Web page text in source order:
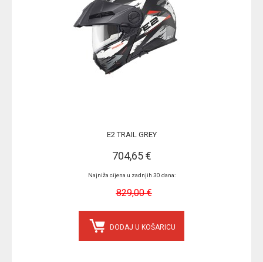
E2 TRAIL GREY
704,65 €
Najniža cijena u zadnjih 30 dana:
829,00 €
DODAJ U KOŠARICU